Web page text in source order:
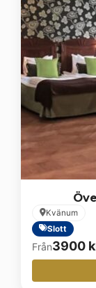
Kvänum
Slott
Från3900